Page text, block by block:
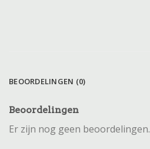
BEOORDELINGEN (0)
Beoordelingen
Er zijn nog geen beoordelingen.